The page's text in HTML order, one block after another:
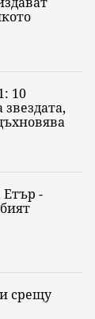
10
Етър -
срещу